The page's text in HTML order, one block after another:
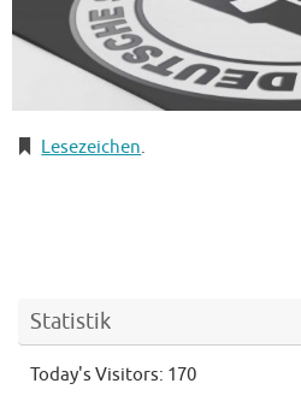
Lesezeichen.
Statistik
Today's Visitors: 170